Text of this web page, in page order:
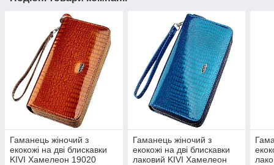
Гаманець жіночий з
екокожі на дві блискавки
KIVI Хамелеон 19020
Гаманець жіночий з
екокожі на дві блискавки
лаковий KIVI Хамелеон